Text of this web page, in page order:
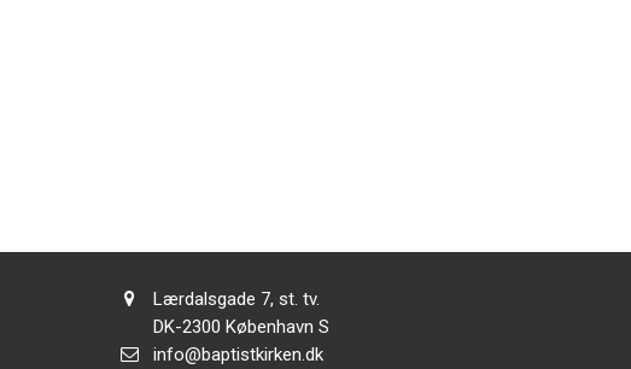
Adresse:
Lærdalsgade 7, st. tv.
Adresse:
DK-2300 København S
Send
info@baptistkirken.dk